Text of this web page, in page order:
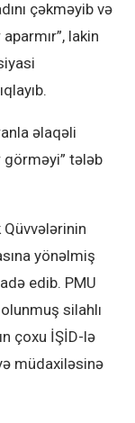
çəkməyib və
lakin
əlaqəli
görməyi” tələb
yönəlmiş
edib. PMU
silahlı
çoxu İŞİD-lə
müdaxiləsinə